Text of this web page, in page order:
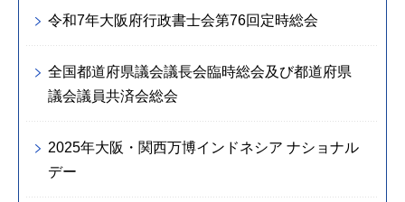
令和7年大阪府行政書士会第76回定時総会
全国都道府県議会議長会臨時総会及び都道府県
議会議員共済会総会
2025年大阪・関西万博インドネシア ナショナル
デー